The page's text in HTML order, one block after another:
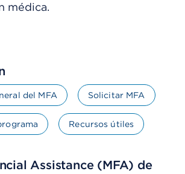
médica.
del MFA Solicitar MFA
Recursos útiles
Assistance (MFA) de